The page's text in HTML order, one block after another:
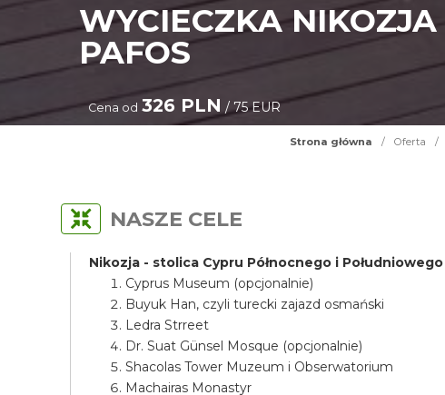
WYCIECZKA
PAFOS
Cena od 326 PLN / 75 EUR
Strona główna / Oferta /
NASZE CELE
Nikozja - stolica Cypru Północnego i Południowego
Cyprus Museum (opcjonalnie)
Buyuk Han, czyli turecki zajazd osmański
Ledra Strreet
Dr. Suat Günsel Mosque (opcjonalnie)
Shacolas Tower Muzeum i Obserwatorium
Machairas Monastyr